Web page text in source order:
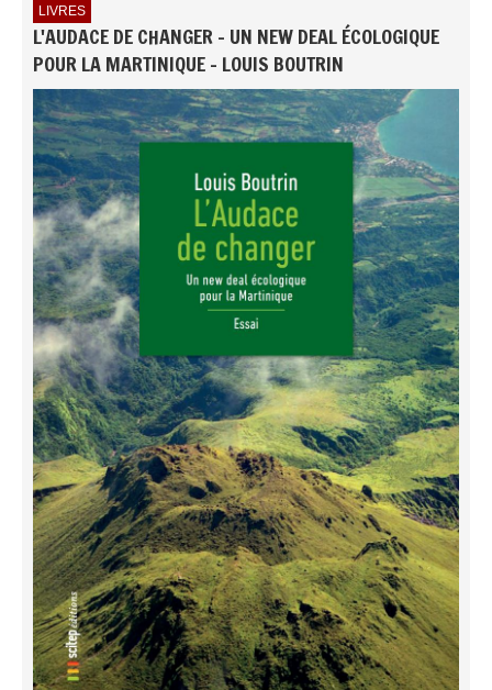
LIVRES
L'AUDACE DE CHANGER - UN NEW DEAL ÉCOLOGIQUE
POUR LA MARTINIQUE - LOUIS BOUTRIN